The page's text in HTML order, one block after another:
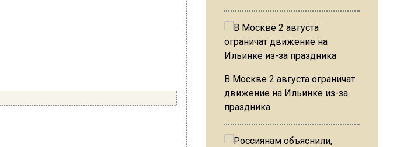
В Москве 2 августа ограничат
движение на Ильинке из-за
праздника